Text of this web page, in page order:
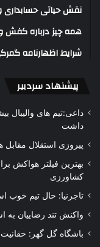
نقش حیاتی حسابداری
همه چیز درباره
شرایط اظهارنامه
پیشنهاد سردبیر
داعی:تیم های والیبال
داشت
پیروزی استقلال مقابل
بهترین فیلتر هواکش
کشاورزی
تاجرنیا: حال تیم خوب
واکنش تند رضاییان به
باشگاه گل گهر: